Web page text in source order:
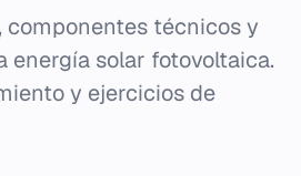
componentes técnicos y
energía solar fotovoltaica.
y ejercicios de